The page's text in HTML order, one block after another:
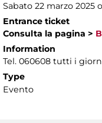
Sabato 22 marzo 2025
Entrance ticket
Consulta la pagina >
Information
Tel. 060608 tutti i
Type
Evento